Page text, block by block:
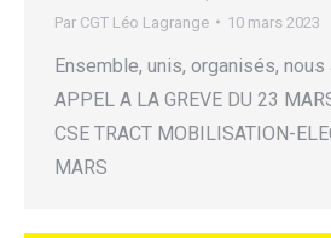
Par CGT Léo Lagrange 10 mars 2023
Ensemble, unis, organisés,
APPEL A LA GREVE DU 23
CSE TRACT MOBILISATION-
MARS